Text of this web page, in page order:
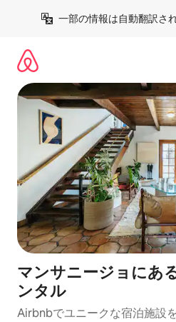
一部の情報は自動翻訳さ
マンサニージョにあ
ンタル
Airbnbでユニークな宿泊施設